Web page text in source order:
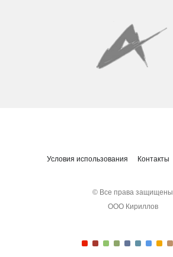
Условия использования Контакты
© Все права защищены
ООО Кириллов